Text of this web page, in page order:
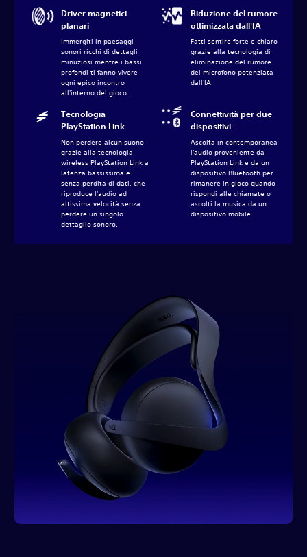
Driver magnetici
planari
Immergiti in paesaggi
sonori ricchi di dettagli
minuziosi mentre i bassi
profondi ti fanno vivere
ogni epico incontro
all'interno del gioco.‎
Riduzione del rumore
ottimizzata dall'IA
Fatti sentire forte e chiaro
grazie alla tecnologia di
eliminazione del rumore
del microfono potenziata
dall'IA.
Tecnologia
PlayStation Link
Non perdere alcun suono
grazie alla tecnologia
wireless PlayStation Link a
latenza bassissima e
senza perdita di dati, che
riproduce l'audio ad
altissima velocità senza
perdere un singolo
dettaglio sonoro.‎
Connettività per due
dispositivi
Ascolta in contemporanea
l'audio proveniente da
PlayStation Link e da un
dispositivo Bluetooth per
rimanere in gioco quando
rispondi alle chiamate o
ascolti la musica da un
dispositivo mobile.‎